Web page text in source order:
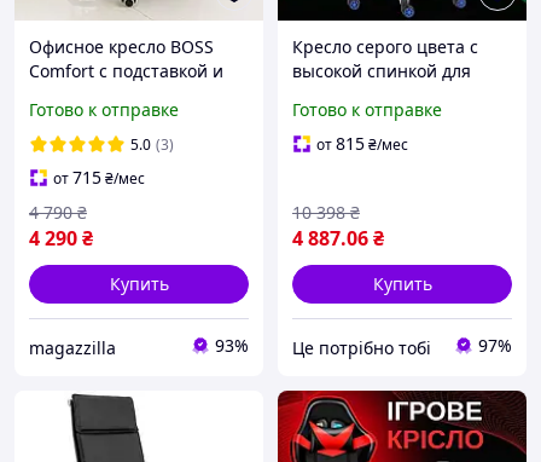
Офисное кресло BOSS
Comfort с подставкой и
компьютерное, спинка 90
155°, для дома, офиса,
светло-серый
Готово к отправке
5.0 (3)
от715₴/мес
4 290₴
4 790 ₴
Купить
magazzilla 93%
Кресло серого цвета с
высокой спинкой для
геймерские
компьютерные игровые
Готово к отправке
от815₴/мес
4 887.06₴
10 398 ₴
Купить
Це потрібно тобі 97%